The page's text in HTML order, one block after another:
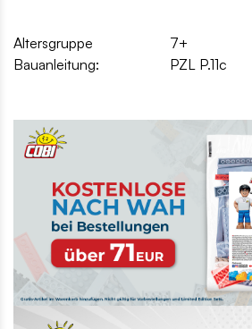
Altersgruppe
7+
Bauanleitung:
PZL P.11c